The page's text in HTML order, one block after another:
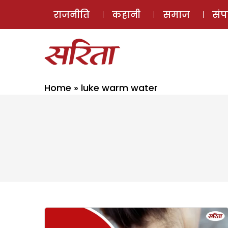
राजनीति कहानी समाज
Home » luke warm water